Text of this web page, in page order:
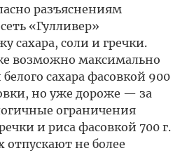
разъяснениям
«Гулливер»
сахара, соли и гречки.
возможно максимально
сахара фасовкой 900
но уже дороже — за
ограничения
и риса фасовкой 700 г.
отпускают не более